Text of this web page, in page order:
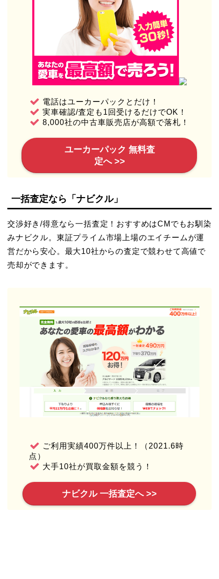
電話はユーカーパックとだけ！
実車確認/査定も1回受けるだけでOK！
8,000社の中古車販売店が高額で落札！
ユーカーパック 無料査
定へ >>
一括査定なら「ナビクル」
交渉好き/得意なら一括査定！おすすめはCMでもお馴染
みナビクル。東証プライム市場上場のエイチームが運
営だから安心。最大10社からの査定で競わせて高値で
売却ができます。
ご利用実績400万件以上！（2021.6時
点）
大手10社が買取金額を競う！
ナビクル 一括査定へ >>